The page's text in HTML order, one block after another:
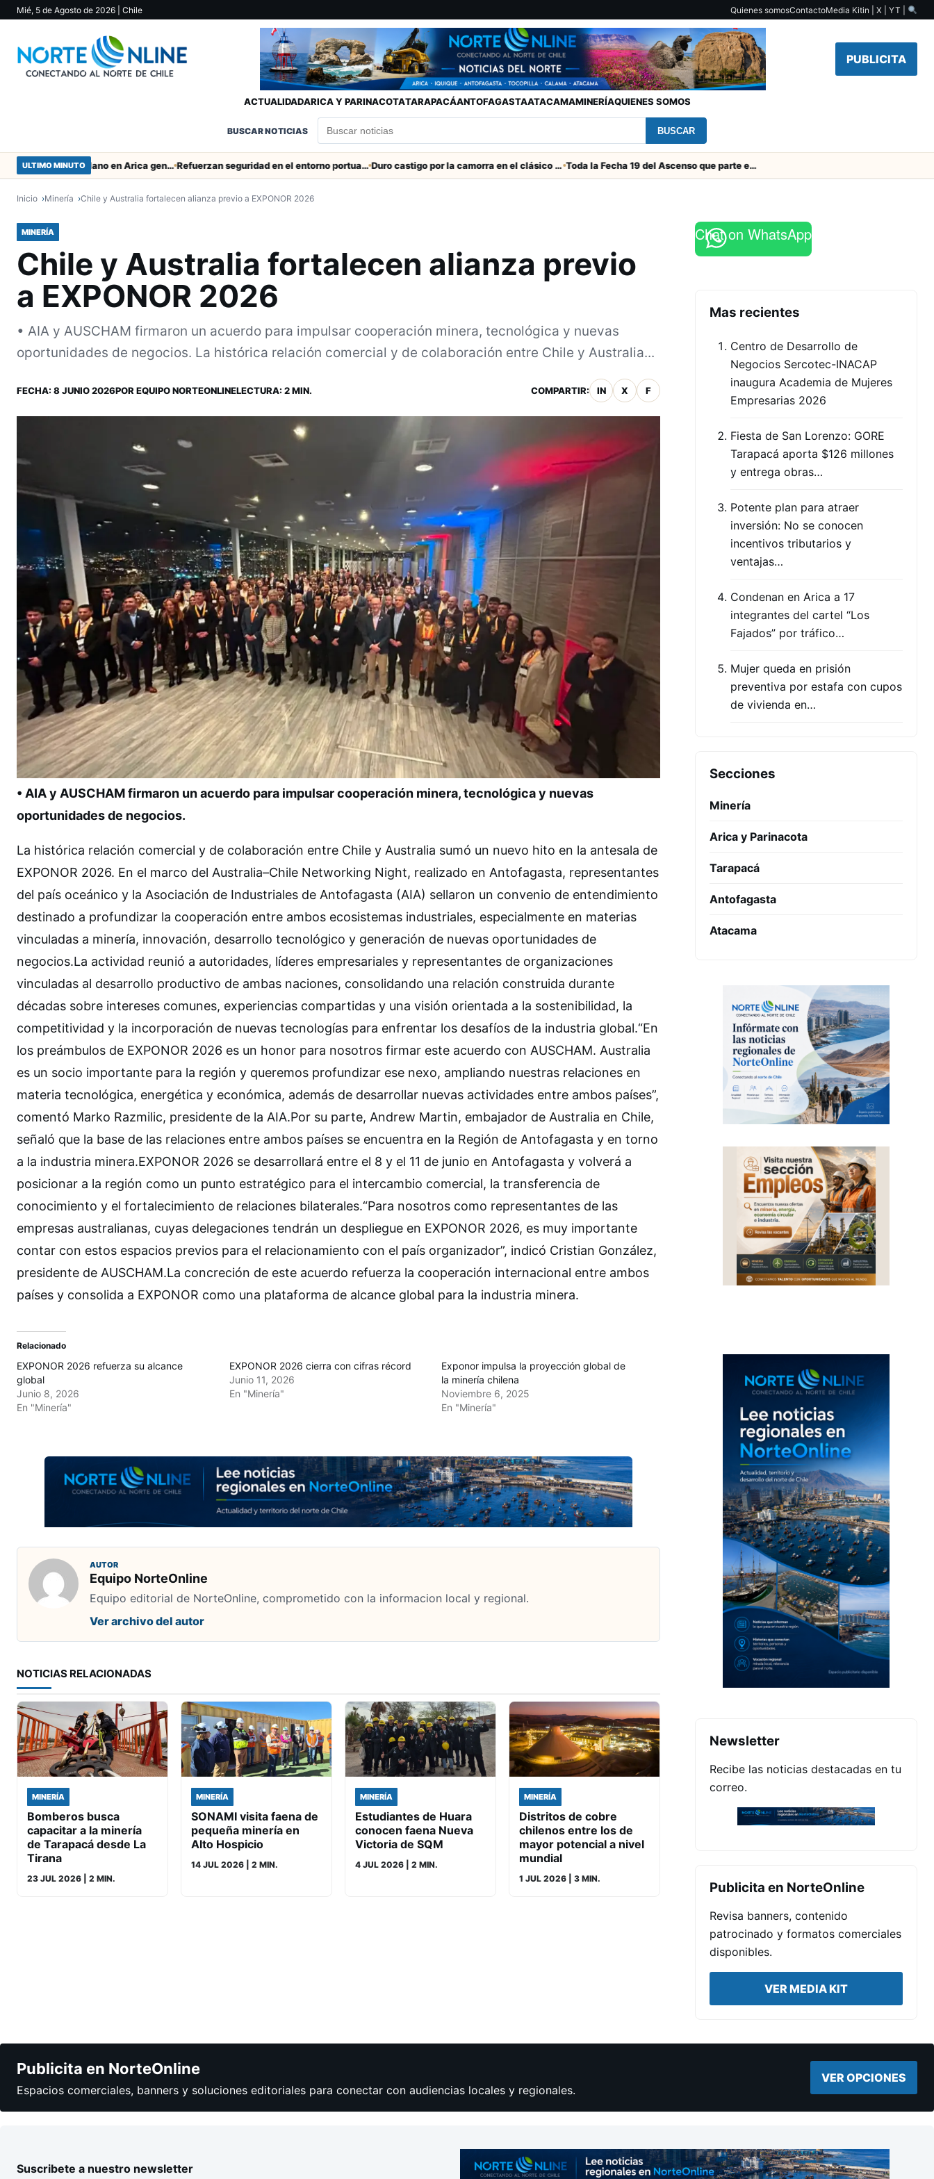
Mié, 5 de Agosto de 2026 | Chile Quienes somosContactoMedia Kitin | X | YT |
PUBLICITA
ACTUALIDADARICA Y PARINACOTATARAPACÁANTOFAGASTAATACAMAMINERÍAQUIENES SOMOS
BUSCAR NOTICIAS BUSCAR
ULTIMO MINUTO Obras de Aguas del Altiplano en Arica generan puestos de trabajo Refuerzan seguridad en el entorno portuario de Arica Duro castigo por la camorra en el clásico Arica-Iquique Toda la Fecha 19 del Ascenso que parte este viernes
Inicio Minería Chile y Australia fortalecen alianza previo a EXPONOR 2026
MINERÍA
Chile y Australia fortalecen alianza previo
a EXPONOR 2026
• AIA y AUSCHAM firmaron un acuerdo para impulsar cooperación minera, tecnológica y nuevas
oportunidades de negocios. La histórica relación comercial y de colaboración entre Chile y Australia...
FECHA: 8 JUNIO 2026POR EQUIPO NORTEONLINELECTURA: 2 MIN. COMPARTIR: IN X F
• AIA y AUSCHAM firmaron un acuerdo para impulsar cooperación minera, tecnológica y nuevas
oportunidades de negocios.
La histórica relación comercial y de colaboración entre Chile y Australia sumó un nuevo hito en la antesala de
EXPONOR 2026. En el marco del Australia–Chile Networking Night, realizado en Antofagasta, representantes
del país oceánico y la Asociación de Industriales de Antofagasta (AIA) sellaron un convenio de entendimiento
destinado a profundizar la cooperación entre ambos ecosistemas industriales, especialmente en materias
vinculadas a minería, innovación, desarrollo tecnológico y generación de nuevas oportunidades de
negocios.La actividad reunió a autoridades, líderes empresariales y representantes de organizaciones
vinculadas al desarrollo productivo de ambas naciones, consolidando una relación construida durante
décadas sobre intereses comunes, experiencias compartidas y una visión orientada a la sostenibilidad, la
competitividad y la incorporación de nuevas tecnologías para enfrentar los desafíos de la industria global.“En
los preámbulos de EXPONOR 2026 es un honor para nosotros firmar este acuerdo con AUSCHAM. Australia
es un socio importante para la región y queremos profundizar ese nexo, ampliando nuestras relaciones en
materia tecnológica, energética y económica, además de desarrollar nuevas actividades entre ambos países”,
comentó Marko Razmilic, presidente de la AIA.Por su parte, Andrew Martin, embajador de Australia en Chile,
señaló que la base de las relaciones entre ambos países se encuentra en la Región de Antofagasta y en torno
a la industria minera.EXPONOR 2026 se desarrollará entre el 8 y el 11 de junio en Antofagasta y volverá a
posicionar a la región como un punto estratégico para el intercambio comercial, la transferencia de
conocimiento y el fortalecimiento de relaciones bilaterales.“Para nosotros como representantes de las
empresas australianas, cuyas delegaciones tendrán un despliegue en EXPONOR 2026, es muy importante
contar con estos espacios previos para el relacionamiento con el país organizador”, indicó Cristian González,
presidente de AUSCHAM.La concreción de este acuerdo refuerza la cooperación internacional entre ambos
países y consolida a EXPONOR como una plataforma de alcance global para la industria minera.
Relacionado
EXPONOR 2026 refuerza su alcance
global
Junio 8, 2026
En "Minería"
EXPONOR 2026 cierra con cifras récord
Junio 11, 2026
En "Minería"
Exponor impulsa la proyección global de
la minería chilena
Noviembre 6, 2025
En "Minería"
AUTOR
Equipo NorteOnline
Equipo editorial de NorteOnline, comprometido con la informacion local y regional.
Ver archivo del autor
NOTICIAS RELACIONADAS
MINERÍA
Bomberos busca
capacitar a la minería
de Tarapacá desde La
Tirana
23 JUL 2026 | 2 MIN.
MINERÍA
SONAMI visita faena de
pequeña minería en
Alto Hospicio
14 JUL 2026 | 2 MIN.
MINERÍA
Estudiantes de Huara
conocen faena Nueva
Victoria de SQM
4 JUL 2026 | 2 MIN.
MINERÍA
Distritos de cobre
chilenos entre los de
mayor potencial a nivel
mundial
1 JUL 2026 | 3 MIN.
Chat on WhatsApp
Mas recientes
Centro de Desarrollo de
Negocios Sercotec-INACAP
inaugura Academia de Mujeres
Empresarias 2026
Fiesta de San Lorenzo: GORE
Tarapacá aporta $126 millones
y entrega obras…
Potente plan para atraer
inversión: No se conocen
incentivos tributarios y
ventajas…
Condenan en Arica a 17
integrantes del cartel “Los
Fajados” por tráfico…
Mujer queda en prisión
preventiva por estafa con cupos
de vivienda en…
Secciones
Minería
Arica y Parinacota
Tarapacá
Antofagasta
Atacama
Newsletter
Recibe las noticias destacadas en tu
correo.
Publicita en NorteOnline
Revisa banners, contenido
patrocinado y formatos comerciales
disponibles.
VER MEDIA KIT
Publicita en NorteOnline
Espacios comerciales, banners y soluciones editoriales para conectar con audiencias locales y regionales.
VER OPCIONES
Suscribete a nuestro newsletter